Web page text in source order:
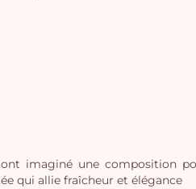
imaginé une composition
qui allie fraîcheur et élégance